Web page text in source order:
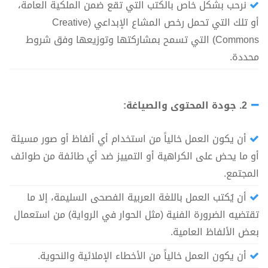
نرحب بشكل خاص بالكتب التي تقع ضمن الملكية العامة،
أو تلك التي تحمل رخص المشاع الإبداعي (Creative
Commons) التي تسمح بمشاركتها وتوزيعها وفق شروط
محددة.
2. جودة المحتوى والصياغة:
أن يكون العمل خالياً من استخدام أي ألفاظ أو صور مسيئة
أو ما يحض على الكراهية أو التمييز ضد أي طائفة من طوائف
المجتمع.
أن يُكتب العمل باللغة العربية الفصحى السليمة، إلا ما
تقتضيه الضرورة الفنية (مثل الحوار في الرواية) من استعمال
بعض الألفاظ العامية.
أن يكون العمل خالياً من الأخطاء الإملائية والنحوية.